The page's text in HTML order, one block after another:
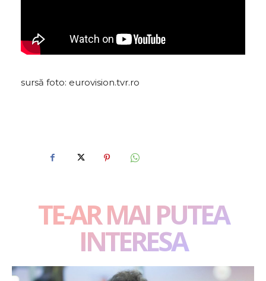
sursă foto: eurovision.tvr.ro
TE-AR MAI PUTEA
INTERESA